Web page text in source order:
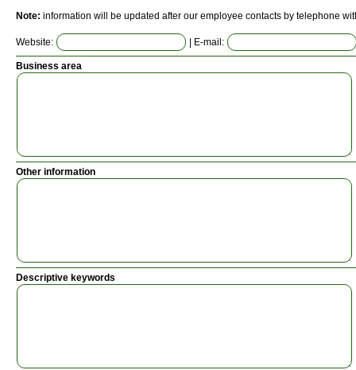
Note: information will be updated after our employee contacts by telephone
Website: | E-mail:
Business area
Other information
Descriptive keywords